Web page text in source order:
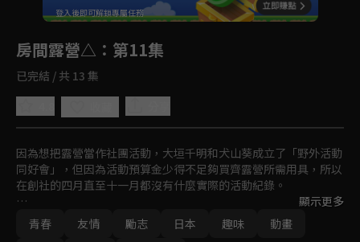
登入後即可解鎖專屬任務
房間露營△ ：第11集
已完結 / 共 13 集
因為想把露營當作社團活動，大垣千明和犬山葵成立了「野外活動
同好會」，但因為活動預算金少得不足夠買齊露營所需用具，所以
在創社的四月直至十一月都沒有什麼實際的活動紀錄。
後來在新社員各務原撫子加入後，「野外活動同好會」終於開始了
像樣的社團活動。
顯示更多
青春
友情 勵志 日本 趣味
動畫